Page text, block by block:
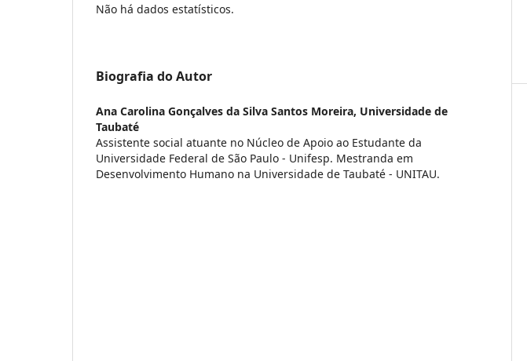
Não há dados estatísticos.
Biografia do Autor
Ana Carolina Gonçalves da Silva Santos Moreira, Universidade de
Taubaté
Assistente social atuante no Núcleo de Apoio ao Estudante da
Universidade Federal de São Paulo - Unifesp. Mestranda em
Desenvolvimento Humano na Universidade de Taubaté - UNITAU.